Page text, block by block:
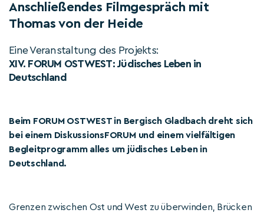
Anschließendes Filmgespräch mit
Thomas von der Heide
Eine Veranstaltung des Projekts:
XIV. FORUM OSTWEST: Jüdisches Leben in
Deutschland
Beim FORUM OSTWEST in Bergisch Gladbach dreht sich
bei einem DiskussionsFORUM und einem vielfältigen
Begleitprogramm alles um jüdisches Leben in
Deutschland.
Grenzen zwischen Ost und West zu überwinden, Brücken